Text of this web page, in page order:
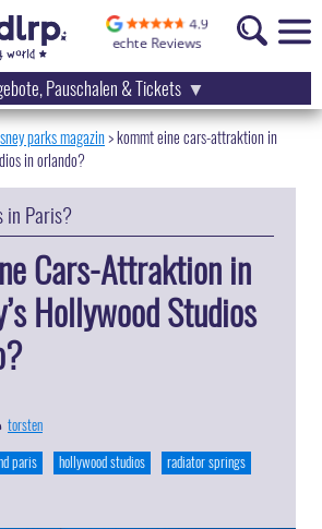
Pauschalen & Tickets
parks magazin>kommt eine cars-attraktion in
in orlando?
in Paris?
Cars-Attraktion in
Hollywood Studios
torsten
paris hollywood studios
radiator springs